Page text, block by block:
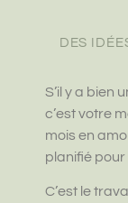
DES
S’il y a bien
c’est votre
mois en
planifié pour
C’est le